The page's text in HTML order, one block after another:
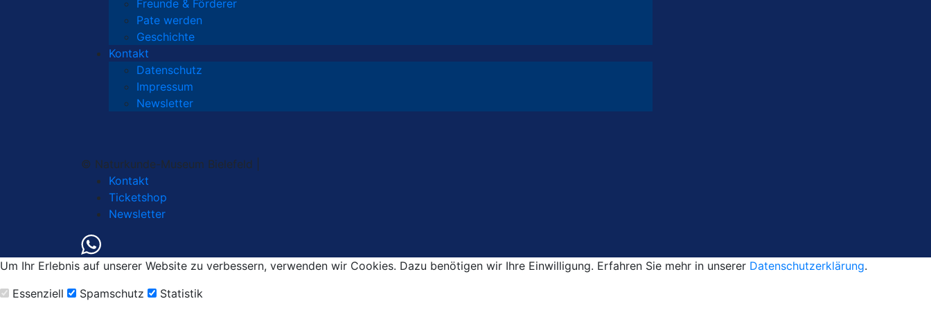
Freunde & Förderer
Pate werden
Geschichte
Kontakt
Datenschutz
Impressum
Newsletter
© Naturkunde-Museum Bielefeld |
Kontakt
Ticketshop
Newsletter
Um Ihr Erlebnis auf unserer Website zu verbessern, verwenden wir Cookies. Dazu benötigen wir Ihre Einwilligung. Erfahren Sie mehr in unserer Datenschutzerklärung.
Essenziell
Spamschutz
Statistik